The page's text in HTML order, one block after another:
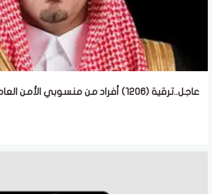
عاجل..ترقية (1206) أفراد من منسوبي الأمن العام بمختلف التخصصات